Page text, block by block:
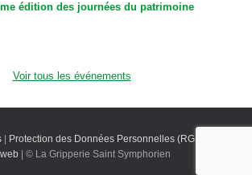
édition des journées du patrimoine
Voir tous les événements
| Protection des Données Personnelles (RGPD)
| © La Gripperie Saint Symphorien